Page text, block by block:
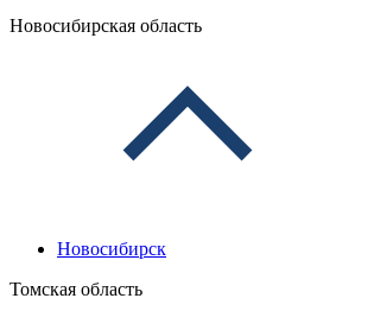
Новосибирская область
Новосибирск
Томская область